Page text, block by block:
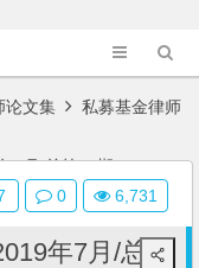
论文集 私募基金律师
7月/总第18期）
年7月/总
0 6,731